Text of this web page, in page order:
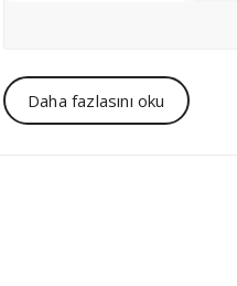
Daha fazlasını oku